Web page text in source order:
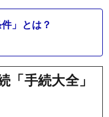
」とは？
手続大全」